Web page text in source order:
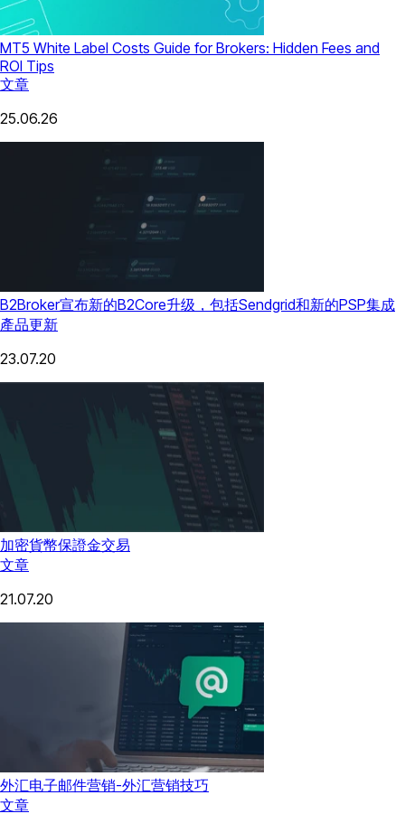
MT5 White Label Costs Guide for Brokers: Hidden Fees and
ROI Tips
文章
25.06.26
B2Broker宣布新的B2Core升级，包括Sendgrid和新的PSP集成
產品更新
23.07.20
加密貨幣保證金交易
文章
21.07.20
外汇电子邮件营销-外汇营销技巧
文章